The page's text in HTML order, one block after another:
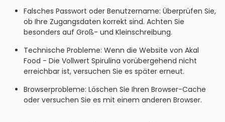
Falsches Passwort oder Benutzername: Überprüfen Sie,
ob Ihre Zugangsdaten korrekt sind. Achten Sie
besonders auf Groß- und Kleinschreibung.
Technische Probleme: Wenn die Website von Akal
Food - Die Vollwert Spirulina vorübergehend nicht
erreichbar ist, versuchen Sie es später erneut.
Browserprobleme: Löschen Sie Ihren Browser-Cache
oder versuchen Sie es mit einem anderen Browser.